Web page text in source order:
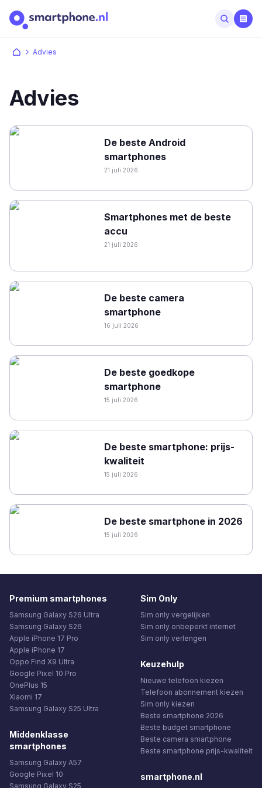
Advies
Advies
De beste Android
smartphones
21 juli 2026
Smartphones met de beste
accu
21 juli 2026
De beste camera
smartphone
16 juli 2026
De beste goedkope
smartphone
15 juli 2026
De beste smartphone: prijs-
kwaliteit
15 juli 2026
De beste smartphone in 2026
15 juli 2026
Premium smartphones
Samsung Galaxy S26 Ultra
Samsung Galaxy S26
Apple iPhone 17 Pro
Apple iPhone 17
Oppo Find X9 Ultra
Google Pixel 10 Pro
OnePlus 15
Xiaomi 17
Samsung Galaxy S25 Ultra
Middenklasse
smartphones
Samsung Galaxy A57
Google Pixel 10
Samsung Galaxy S25
Sim Only
Sim only vergelijken
Sim only onbeperkt internet
Sim only verlengen
Keuzehulp
Nieuwe telefoon kiezen
Telefoon abonnement kiezen
Sim only kiezen
Beste smartphone 2026
Beste budget smartphone
Beste camera smartphone
Beste smartphone prijs-kwaliteit
smartphone.nl